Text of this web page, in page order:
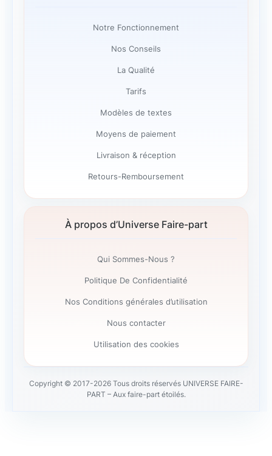
Notre Fonctionnement
Nos Conseils
La Qualité
Tarifs
Modèles de textes
Moyens de paiement
Livraison & réception
Retours-Remboursement
À propos d’Universe Faire-part
Qui Sommes-Nous ?
Politique De Confidentialité
Nos Conditions générales d’utilisation
Nous contacter
Utilisation des cookies
Copyright © 2017-2026 Tous droits réservés UNIVERSE FAIRE-
PART – Aux faire-part étoilés.